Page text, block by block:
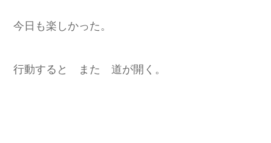
今日も楽しかった。
行動すると また 道が開く。